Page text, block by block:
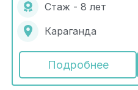
Стаж - 8 лет
Караганда
Подробнее